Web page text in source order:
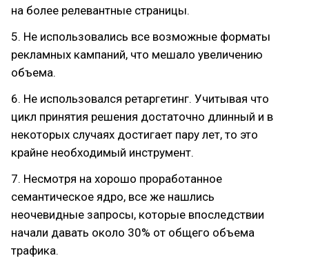
на более релевантные страницы.
5. Не использовались все возможные форматы
рекламных кампаний, что мешало увеличению
объема.
6. Не использовался ретаргетинг. Учитывая что
цикл принятия решения достаточно длинный и в
некоторых случаях достигает пару лет, то это
крайне необходимый инструмент.
7. Несмотря на хорошо проработанное
семантическое ядро, все же нашлись
неочевидные запросы, которые впоследствии
начали давать около 30% от общего объема
трафика.